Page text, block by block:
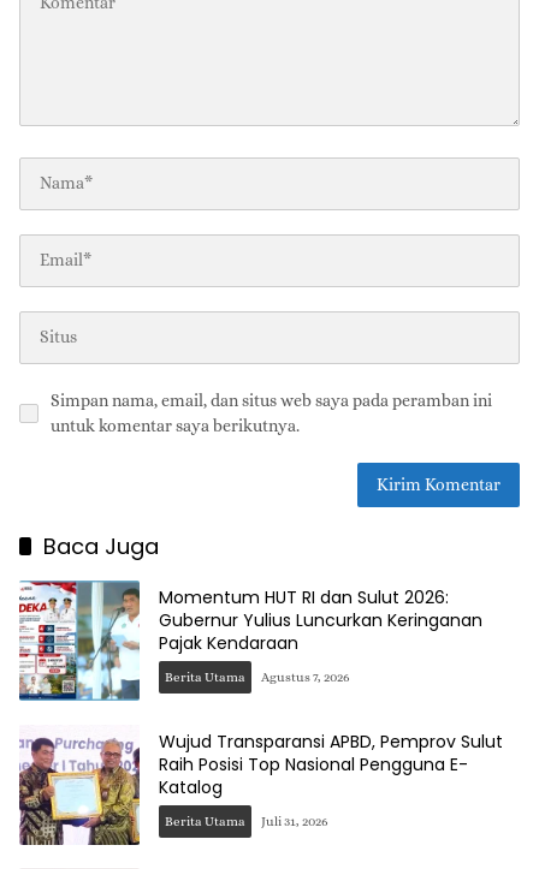
Simpan nama, email, dan situs web saya pada peramban ini
untuk komentar saya berikutnya.
Baca Juga
Momentum HUT RI dan Sulut 2026:
Gubernur Yulius Luncurkan Keringanan
Pajak Kendaraan
Berita Utama Agustus 7, 2026
Wujud Transparansi APBD, Pemprov Sulut
Raih Posisi Top Nasional Pengguna E-
Katalog
Berita Utama Juli 31, 2026